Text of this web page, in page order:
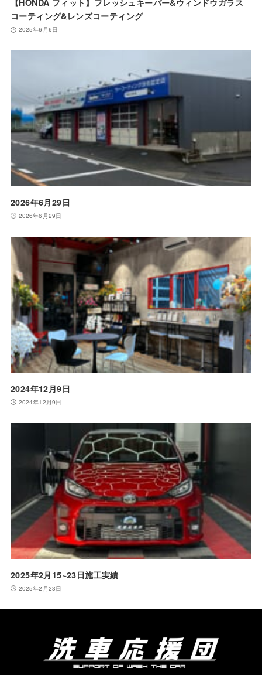
【HONDA フィット】フレッシュキーパー&ウィンドウガラス
コーティング&レンズコーティング
2025年6月6日
2026年6月29日
2026年6月29日
2024年12月9日
2024年12月9日
2025年2月15~23日施工実績
2025年2月23日